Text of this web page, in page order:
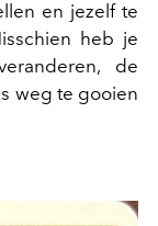
en jezelf te
heb je
de
weg te gooien